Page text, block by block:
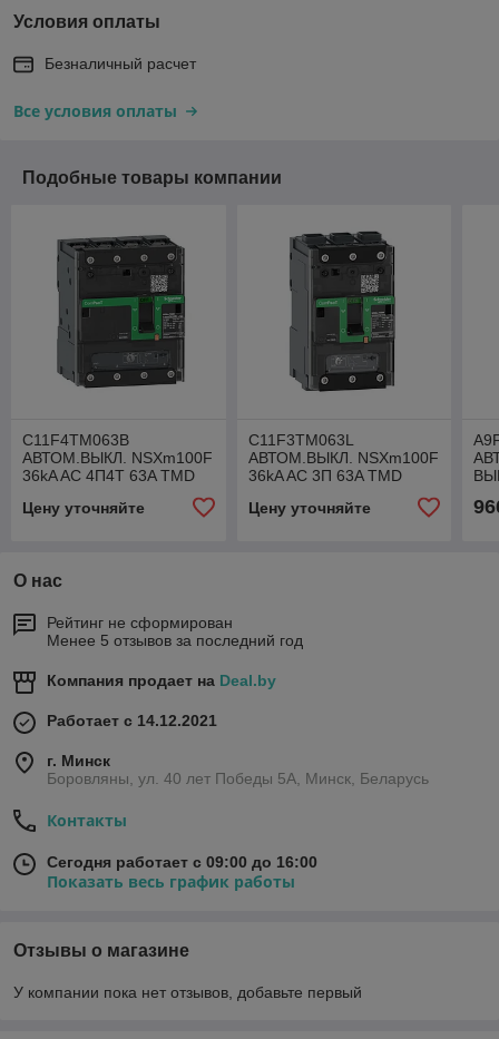
Условия оплаты
Безналичный расчет
Все условия оплаты
Подобные товары компании
C11F4TM063B
АВТОМ.ВЫКЛ. NSXm100F
36kA AC 4П4Т 63A TMD
Цену уточняйте
C11F3TM063L
АВТОМ.ВЫКЛ. NSXm100F
36kA AC 3П 63A TMD
Цену уточняйте
О нас
Рейтинг не сформирован
Менее 5 отзывов за последний год
Компания продает на Deal.by
Работает с 14.12.2021
г. Минск
Боровляны, ул. 40 лет Победы 5A, Минск, Беларусь
Контакты
Сегодня работает с 09:00 до 16:00
Показать весь график работы
Отзывы о магазине
У компании пока нет отзывов, добавьте первый